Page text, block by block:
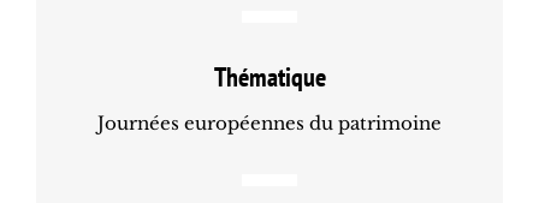
Thématique
Journées européennes du patrimoine